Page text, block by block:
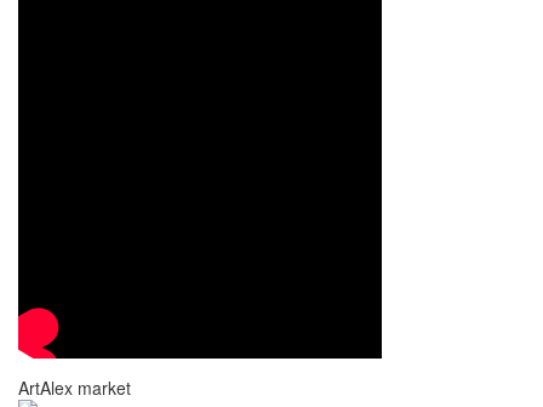
ArtAlex market